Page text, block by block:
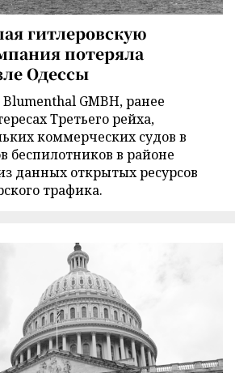
гитлеровскую
потеряла
Одессы
GMBH, ранее
Третьего рейха,
коммерческих судов в
беспилотников в районе
данных открытых ресурсов
трафика.